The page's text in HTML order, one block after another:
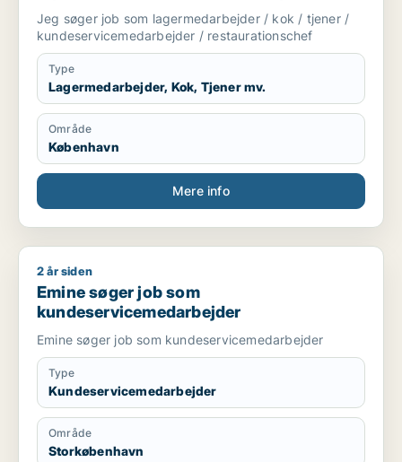
restaurationschef
Jeg søger job som lagermedarbejder / kok / tjener /
kundeservicemedarbejder / restaurationschef
Type
Lagermedarbejder, Kok, Tjener mv.
Område
København
Mere info
Emine søger job som kundeservicemedarbejder
2 år siden
Emine søger job som
kundeservicemedarbejder
Emine søger job som kundeservicemedarbejder
Type
Kundeservicemedarbejder
Område
Storkøbenhavn